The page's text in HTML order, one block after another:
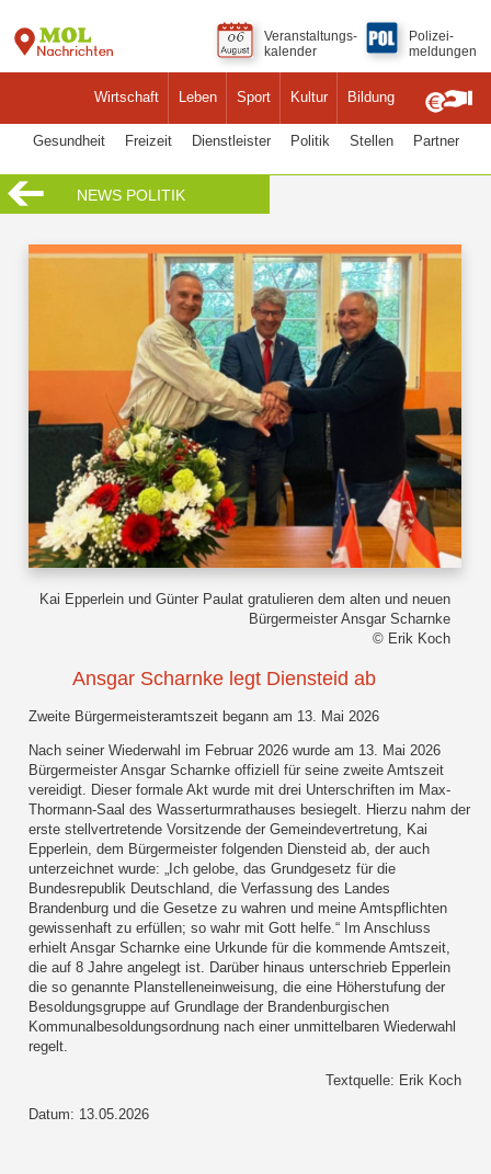
Wirtschaft Leben Sport Kultur Bildung
Veranstaltungs-
kalender
Polizei-
meldungen
Gesundheit Freizeit Dienstleister Politik Stellen Partner
NEWS POLITIK
Kai Epperlein und Günter Paulat gratulieren dem alten und neuen
Bürgermeister Ansgar Scharnke
© Erik Koch
Ansgar Scharnke legt Diensteid ab
Zweite Bürgermeisteramtszeit begann am 13. Mai 2026
Nach seiner Wiederwahl im Februar 2026 wurde am 13. Mai 2026
Bürgermeister Ansgar Scharnke offiziell für seine zweite Amtszeit
vereidigt. Dieser formale Akt wurde mit drei Unterschriften im Max-
Thormann-Saal des Wasserturmrathauses besiegelt. Hierzu nahm der
erste stellvertretende Vorsitzende der Gemeindevertretung, Kai
Epperlein, dem Bürgermeister folgenden Diensteid ab, der auch
unterzeichnet wurde: „Ich gelobe, das Grundgesetz für die
Bundesrepublik Deutschland, die Verfassung des Landes
Brandenburg und die Gesetze zu wahren und meine Amtspflichten
gewissenhaft zu erfüllen; so wahr mit Gott helfe.“ Im Anschluss
erhielt Ansgar Scharnke eine Urkunde für die kommende Amtszeit,
die auf 8 Jahre angelegt ist. Darüber hinaus unterschrieb Epperlein
die so genannte Planstelleneinweisung, die eine Höherstufung der
Besoldungsgruppe auf Grundlage der Brandenburgischen
Kommunalbesoldungsordnung nach einer unmittelbaren Wiederwahl
regelt.
Textquelle: Erik Koch
Datum: 13.05.2026